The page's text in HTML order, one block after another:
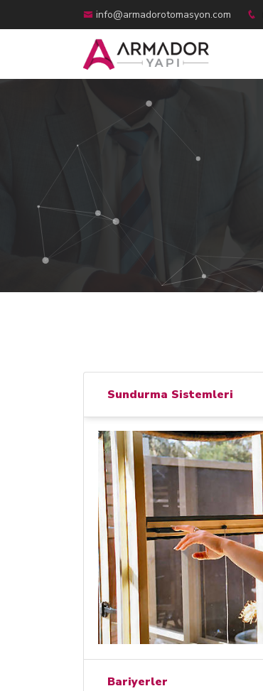
info@armadorotomasyon.com
Sundurma Sistemleri
Bariyerler